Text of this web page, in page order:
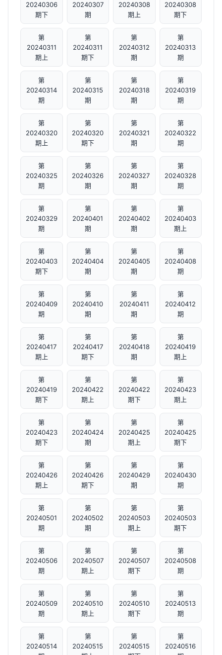
20240306
期下
20240307
期
20240308
期上
20240308
期下
第
20240311
期上
第
20240311
期下
第
20240312
期
第
20240313
期
第
20240314
期
第
20240315
期
第
20240318
期
第
20240319
期
第
20240320
期上
第
20240320
期下
第
20240321
期
第
20240322
期
第
20240325
期
第
20240326
期
第
20240327
期
第
20240328
期
第
20240329
期
第
20240401
期
第
20240402
期
第
20240403
期上
第
20240403
期下
第
20240404
期
第
20240405
期
第
20240408
期
第
20240409
期
第
20240410
期
第
20240411
期
第
20240412
期
第
20240417
期上
第
20240417
期下
第
20240418
期
第
20240419
期上
第
20240419
期下
第
20240422
期上
第
20240422
期下
第
20240423
期上
第
20240423
期下
第
20240424
期
第
20240425
期上
第
20240425
期下
第
20240426
期上
第
20240426
期下
第
20240429
期
第
20240430
期
第
20240501
期
第
20240502
期
第
20240503
期上
第
20240503
期下
第
20240506
期
第
20240507
期上
第
20240507
期下
第
20240508
期
第
20240509
期
第
20240510
期上
第
20240510
期下
第
20240513
期
第
20240514
第
20240515
第
20240515
第
20240516